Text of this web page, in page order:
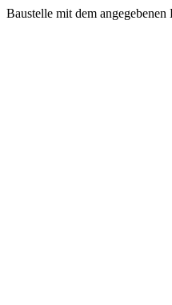
Baustelle mit dem